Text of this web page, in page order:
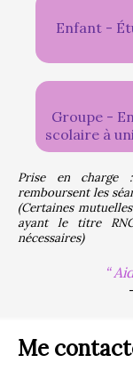
Enfant -
Groupe -
scolaire à
Prise en charge
remboursent les
(Certaines
ayant le titre
nécessaires)
Me